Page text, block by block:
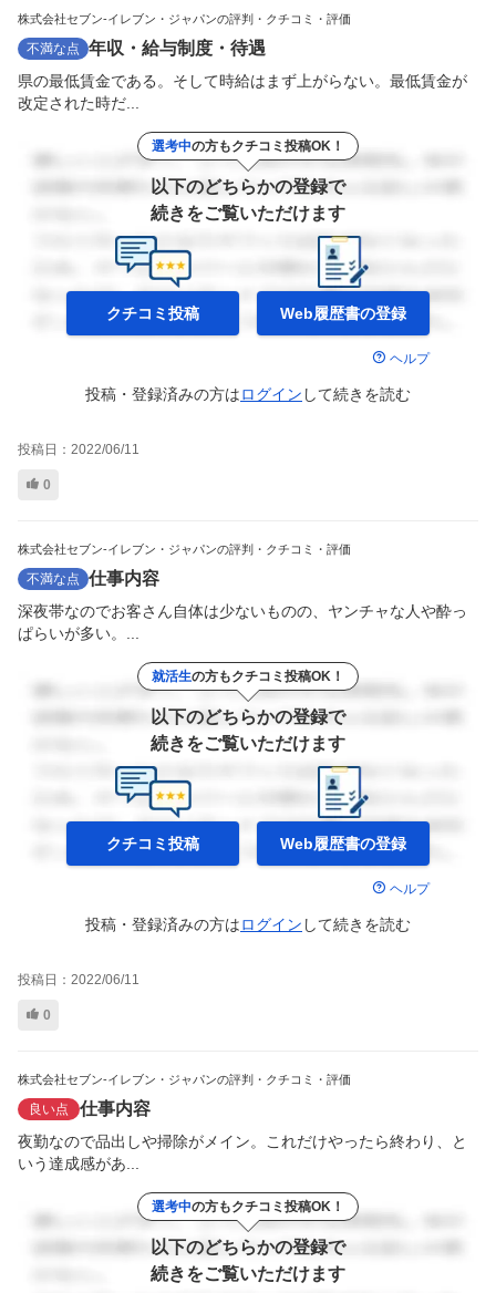
株式会社セブン-イレブン・ジャパンの評判・クチコミ・評価
不満な点 年収・給与制度・待遇
県の最低賃金である。そして時給はまず上がらない。最低賃金が
改定された時だ...
選考中の方もクチコミ投稿OK！
以下のどちらかの登録で
続きをご覧いただけます
クチコミ投稿 Web履歴書の登録
ヘルプ
投稿・登録済みの方はログイン して続きを読む
投稿日： 2022/06/11
0
株式会社セブン-イレブン・ジャパンの評判・クチコミ・評価
不満な点 仕事内容
深夜帯なのでお客さん自体は少ないものの、ヤンチャな人や酔っ
ぱらいが多い。...
就活生の方もクチコミ投稿OK！
以下のどちらかの登録で
続きをご覧いただけます
クチコミ投稿 Web履歴書の登録
ヘルプ
投稿・登録済みの方はログイン して続きを読む
投稿日： 2022/06/11
0
株式会社セブン-イレブン・ジャパンの評判・クチコミ・評価
良い点 仕事内容
夜勤なので品出しや掃除がメイン。これだけやったら終わり、と
いう達成感があ...
選考中の方もクチコミ投稿OK！
以下のどちらかの登録で
続きをご覧いただけます